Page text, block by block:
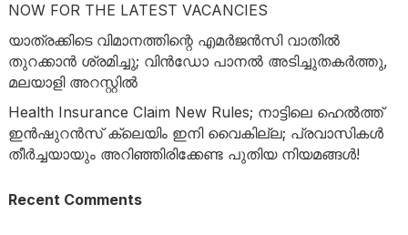
NOW FOR THE LATEST VACANCIES
യാത്രക്കിടെ വിമാനത്തിന്റെ എമർജൻസി വാതിൽ
തുറക്കാൻ ശ്രമിച്ചു; വിൻഡോ പാനൽ അടിച്ചുതകർത്തു,
മലയാളി അറസ്റ്റിൽ
Health Insurance Claim New Rules; നാട്ടിലെ ഹെൽത്ത്
ഇൻഷുറൻസ് ക്ലെയിം ഇനി വൈകില്ല; പ്രവാസികൾ
തീർച്ചയായും അറിഞ്ഞിരിക്കേണ്ട പുതിയ നിയമങ്ങൾ!
Recent Comments